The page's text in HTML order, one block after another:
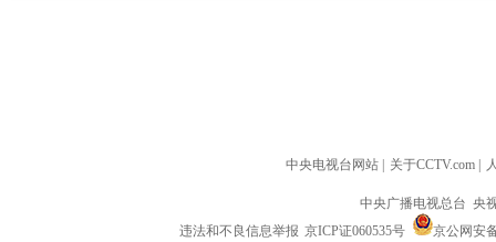
中央电视台网站 关于CCTV.com
中央广播电视总台 央
违法和不良信息举报 京ICP证060535号
京公网安